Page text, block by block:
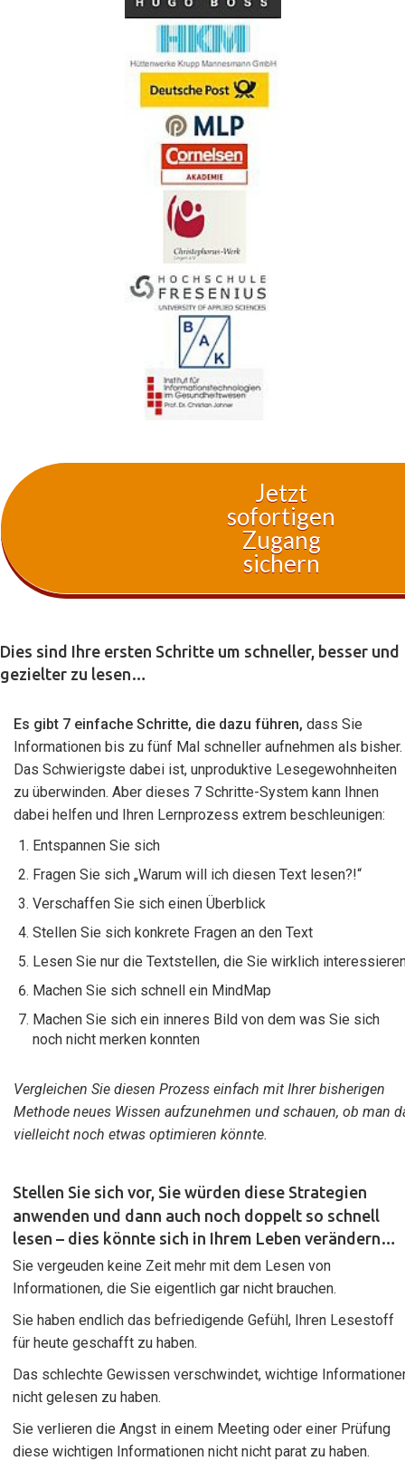
Jetzt
sofortigen
Zugang
sichern
Dies sind Ihre ersten Schritte um schneller, besser und
gezielter zu lesen…
Es gibt 7 einfache Schritte, die dazu führen, dass Sie
Informationen bis zu fünf Mal schneller aufnehmen als bisher.
Das Schwierigste dabei ist, unproduktive Lesegewohnheiten
zu überwinden. Aber dieses 7 Schritte-System kann Ihnen
dabei helfen und Ihren Lernprozess extrem beschleunigen:
Entspannen Sie sich
Fragen Sie sich „Warum will ich diesen Text lesen?!“
Verschaffen Sie sich einen Überblick
Stellen Sie sich konkrete Fragen an den Text
Lesen Sie nur die Textstellen, die Sie wirklich
​Machen Sie sich schnell ein MindMap
Machen Sie sich ein inneres Bild von dem was Sie sich
noch nicht merken konnten
Vergleichen Sie diesen Prozess einfach mit Ihrer bisherigen
Methode neues Wissen aufzunehmen und schauen, ob man
vielleicht noch etwas optimieren könnte.
Stellen Sie sich vor, Sie würden diese Strategien
anwenden und dann auch noch doppelt so schnell
lesen – dies könnte sich in Ihrem Leben verändern…
Sie vergeuden keine Zeit mehr mit dem Lesen von
Informationen, die Sie eigentlich gar nicht brauchen.
Sie haben endlich das befriedigende Gefühl, Ihren Lesestoff
für heute geschafft zu haben.
Das schlechte Gewissen verschwindet, wichtige
nicht gelesen zu haben.
Sie verlieren die Angst in einem Meeting oder einer Prüfung
diese wichtigen Informationen nicht nicht parat zu haben.